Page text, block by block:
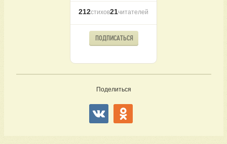
212стихов21читателей
ПОДПИСАТЬСЯ
Поделиться